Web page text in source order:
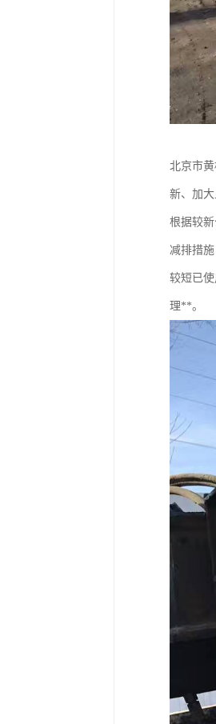
北京市
新、加
根据较
减排措
较短已
理**。